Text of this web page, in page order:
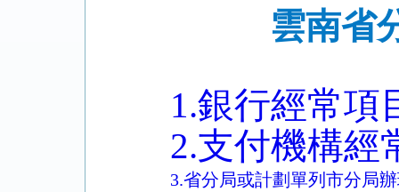
雲南省
1.銀行經常項
2.支付機構經
3.省分局或計劃單列市分局